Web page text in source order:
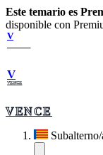
Este temario es
disponible con
V
V
VENCE
VENCE